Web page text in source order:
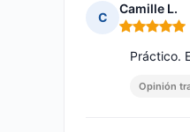
C
Camille L.
Nota: 5 de 5
Práctico.
Opinión